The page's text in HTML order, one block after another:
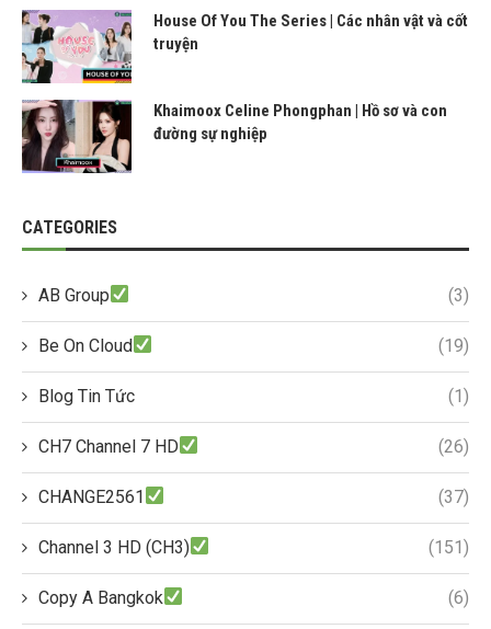
House Of You The Series | Các nhân vật và cốt
truyện
Khaimoox Celine Phongphan | Hồ sơ và con
đường sự nghiệp
CATEGORIES
AB Group (3)
Be On Cloud (19)
Blog Tin Tức (1)
CH7 Channel 7 HD (26)
CHANGE2561 (37)
Channel 3 HD (CH3) (151)
Copy A Bangkok (6)